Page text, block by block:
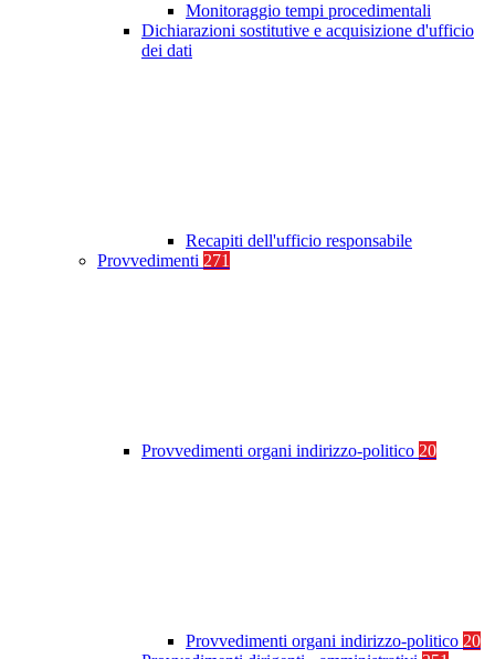
Monitoraggio tempi procedimentali
Dichiarazioni sostitutive e acquisizione d'ufficio
dei dati
Recapiti dell'ufficio responsabile
Provvedimenti 271
Provvedimenti organi indirizzo-politico 20
Provvedimenti organi indirizzo-politico 20